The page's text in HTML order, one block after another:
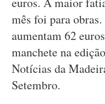
mês foi para
aumentam 62
manchete na
Notícias da
Setembro.